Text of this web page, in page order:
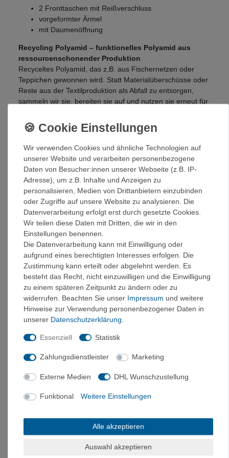
2 Fronttaschen mit Reißverschluss
vorgeformter Ärmel
mit Daumenöffnung
Recycling Polyamid – funktionelles Polyamid aus
ressourcenschonender Produktion
Recyceltes Polyamid, das z.B. aus Fischernetzen oder
Teppichen gewonnen wird. Statt Materialüberschüsse oder
Reste aus der Textilproduktion als Abfall zu entsorgen,
sammeln wir sie, bereiten sie auf und nutzen sie erneut für
verwertet und so wenig neuer Rohstoff wie möglich
verwendet. Damit schützen wir das Klima und sparen CO2
ein.
ressourcenschonende Produktion aus Materialresten
maximale Verwertung wertvoller Rohstoffe
trägt zur CO2-Reduktion und zum Klimaschutz bei
Recycled PET – hochwertiges Polyester aus recycelten
PET-Flaschen
Sammeln, reinigen, granulieren und zu hochwertigem
Polyestergarn verspinnen: So sieht der Recycling-Zyklus
für PET-Flaschen aus. Beim Herstellungsprozess sparen
wir damit bis zu 50 % Energie und rund 50 % an CO2-
Emissionen und verzichten komplett auf die Verwendung
neuer fossiler Rohstoffe aus Erdöl. Das schont Ressourcen
und hält deinen ökologischen Fußabdruck klein.
hochwertiges Polyestergarn aus recycelten PET-
Flaschen
Emissionen ein
VAUDE-Produkte mit Stretch bieten dir den perfekten
Elastananteil und/oder die Strick- bzw. Webkonstruktion
deinen Aktivitäten in der Natur.
Eco Finish – umweltfreundlich wasser- und
schmutzabweisend
Wir verwenden Cookies und ähnliche Technologien auf
unserer Website und verarbeiten personenbezogene
Daten von Besucher:innen unserer Webseite (z.B. IP-
Adresse), um z.B. Inhalte und Anzeigen zu
personalisieren, Medien von Drittanbietern einzubinden
oder Zugriffe auf unsere Website zu analysieren. Die
Datenverarbeitung erfolgt erst durch gesetzte Cookies.
Wir teilen diese Daten mit Dritten, die wir in den
Einstellungen benennen.
Die Datenverarbeitung kann mit Einwilligung oder
aufgrund eines berechtigten Interesses erfolgen. Die
Zustimmung kann erteilt oder abgelehnt werden. Es
besteht das Recht, nicht einzuwilligen und die Einwilligung
zu einem späteren Zeitpunkt zu ändern oder zu
widerrufen. Beachten Sie unser Impressum und weitere
Hinweise zur Verwendung personenbezogener Daten in
unserer Daten­schutz­erklärung
Essenziell Statistik
Zahlungsdienstleister Marketing
Externe Medien DHL Wunschzustellung
Funktional Weitere Einstellungen
Alle akzeptieren
Auswahl akzeptieren